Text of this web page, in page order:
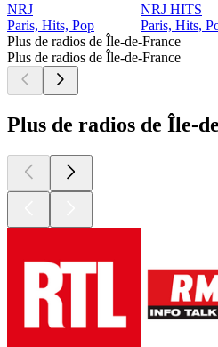
NRJ
Paris, Hits, Pop
NRJ HITS
Paris, Hits,
Plus de radios de Île-de-France
Plus de radios de Île-de-France
Plus de radios de Île-